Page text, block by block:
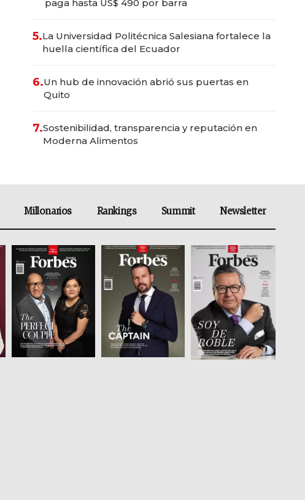
paga hasta US$ 490 por barra
5.La Universidad Politécnica Salesiana fortalece la
huella científica del Ecuador
6.Un hub de innovación abrió sus puertas en
Quito
7.Sostenibilidad, transparencia y reputación en
Moderna Alimentos
Millonarios Rankings Summit Newsletter